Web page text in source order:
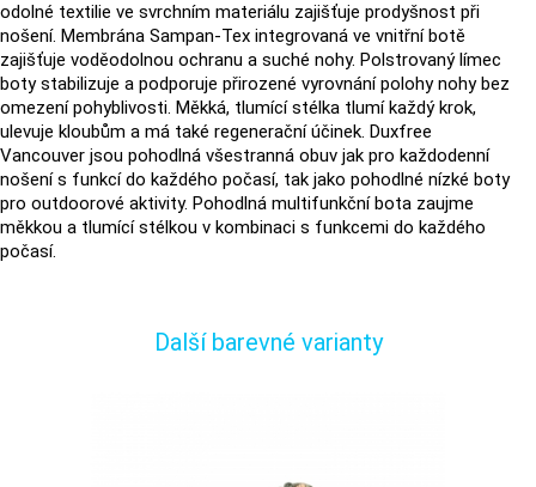
odolné textilie ve svrchním materiálu zajišťuje prodyšnost při
nošení. Membrána Sampan-Tex integrovaná ve vnitřní botě
zajišťuje voděodolnou ochranu a suché nohy. Polstrovaný límec
boty stabilizuje a podporuje přirozené vyrovnání polohy nohy bez
omezení pohyblivosti. Měkká, tlumící stélka tlumí každý krok,
ulevuje kloubům a má také regenerační účinek. Duxfree
Vancouver jsou pohodlná všestranná obuv jak pro každodenní
nošení s funkcí do každého počasí, tak jako pohodlné nízké boty
pro outdoorové aktivity. Pohodlná multifunkční bota zaujme
měkkou a tlumící stélkou v kombinaci s funkcemi do každého
počasí.
Další barevné varianty